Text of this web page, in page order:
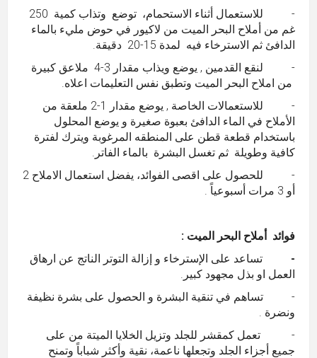
- للاستعمال أثناء الاستحمام، توضع وتذاب كمية 250
غم من أملاح البحر الميت من لاكيور في حوض مليء بالماء
الدافئ ثم الاسترخاء فيه لمدة 15-20 دقيقة.
- لنقع القدمين , يوضع ويذاب مقدار 3-4 ملاعق كبيرة
من املاح البحر الميت وتطبق نفس التعليمات اعلاه.
- للاستعمالات الخاصة , يوضع مقدار 1-2 ملعقة من
الأملاح في الماء الدافئ بعبوة صغيرة و يوضع المحلول
باستخدام قطعة قطن على المنطقه المرغوبة ويترك لفترة
كافية وطويلة ثم تغسل البشرة بالماء الفاتر.
- للحصول على اقصى الفوائد، يفضل استعمال الاملاح 2
أو 3 مرات أسبوعياً .
فوائد أملاح البحر الميت :
- تساعد على الإسترخاء و إزالة التوتر الناتج عن ارهاق
العمل او بذل مجهود كبير.
- تساهم في تنقية البشرة و الحصول على بشرة نظيفة
ونضرة .
- تعمل كمقشر للجلد وتزيل الخلايا الميتة من على
جميع أجزاء الجلد وتجعلها ناعمة، نقية وأكثر شباباً وتمنح